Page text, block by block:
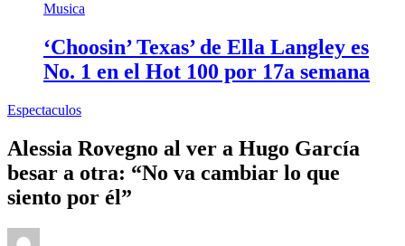
Musica
‘Choosin’ Texas’ de Ella Langley es
No. 1 en el Hot 100 por 17a semana
Espectaculos
Alessia Rovegno al ver a Hugo García
besar a otra: “No va cambiar lo que
siento por él”